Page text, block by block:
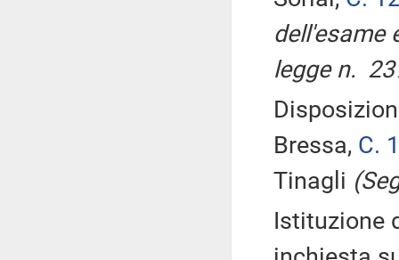
dell'esame
legge n.
Bressa, C.
Tinagli
Istituzione